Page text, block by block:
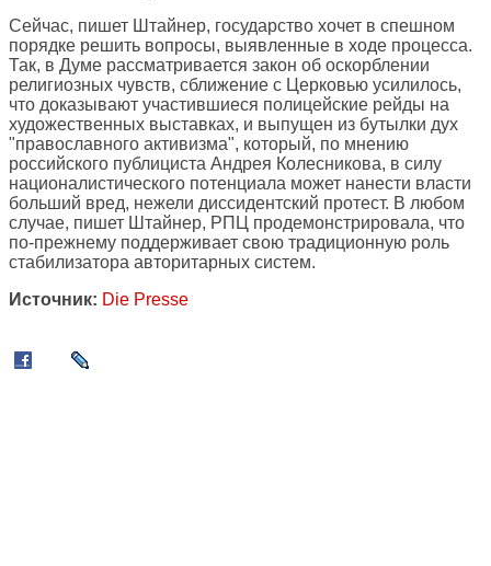
Сейчас, пишет Штайнер, государство хочет в спешном
порядке решить вопросы, выявленные в ходе процесса.
Так, в Думе рассматривается закон об оскорблении
религиозных чувств, сближение с Церковью усилилось,
что доказывают участившиеся полицейские рейды на
художественных выставках, и выпущен из бутылки дух
"православного активизма", который, по мнению
российского публициста Андрея Колесникова, в силу
националистического потенциала может нанести власти
больший вред, нежели диссидентский протест. В любом
случае, пишет Штайнер, РПЦ продемонстрировала, что
по-прежнему поддерживает свою традиционную роль
стабилизатора авторитарных систем.
Источник: Die Presse